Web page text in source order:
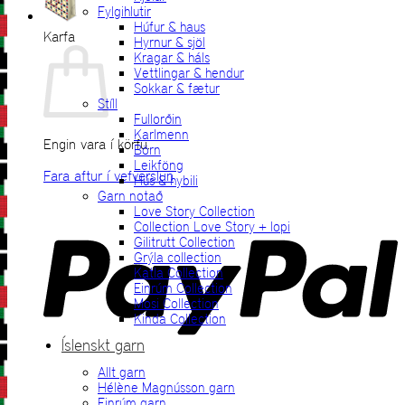
Karfa
Engin vara í körfu.
Fara aftur í vefverslun
Fylgihlutir
Húfur & haus
Hyrnur & sjöl
Kragar & háls
Vettlingar & hendur
Sokkar & fætur
Stíll
Fullorðin
Karlmenn
Börn
Leikföng
Hús & hybili
Garn notað
Love Story Collection
Collection Love Story + lopi
Gilitrutt Collection
Grýla collection
Katla Collection
Einrúm Collection
Mosi Collection
Kinda Collection
Íslenskt garn
Allt garn
Hélène Magnússon garn